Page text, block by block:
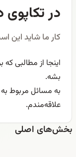
در
کار ما شاید این
اینجا از مطالبی
بشه.
به مسائل مربوط
علاقه‌مندم.
بخش‌های اصلی